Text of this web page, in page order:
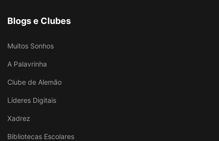
Blogs e Clubes
Muitos Sonhos
A Palavrinha
Clube de Alemão
Líderes Digitais
Xadrez
Bibliotecas Escolares